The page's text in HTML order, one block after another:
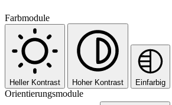
Farbmodule
Heller Kontrast Hoher Kontrast Einfarbig
Orientierungsmodule